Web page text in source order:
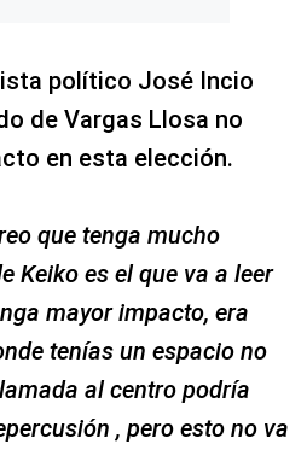
político José Incio
de Vargas Llosa no
en esta elección.
que tenga mucho
Keiko es el que va a leer
mayor impacto, era
tenías un espacio no
al centro podría
, pero esto no va